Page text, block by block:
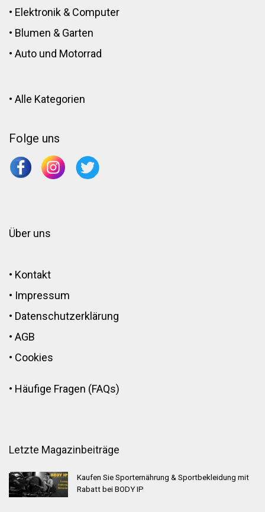
• Elektronik & Computer
• Blumen & Garten
• Auto und Motorrad
• Alle Kategorien
Folge uns
Über uns
• Kontakt
• Impressum
• Datenschutzerklärung
• AGB
• Cookies
• Häufige Fragen (FAQs)
Letzte Magazinbeiträge
Kaufen Sie Sporternährung & Sportbekleidung mit
Rabatt bei BODY IP